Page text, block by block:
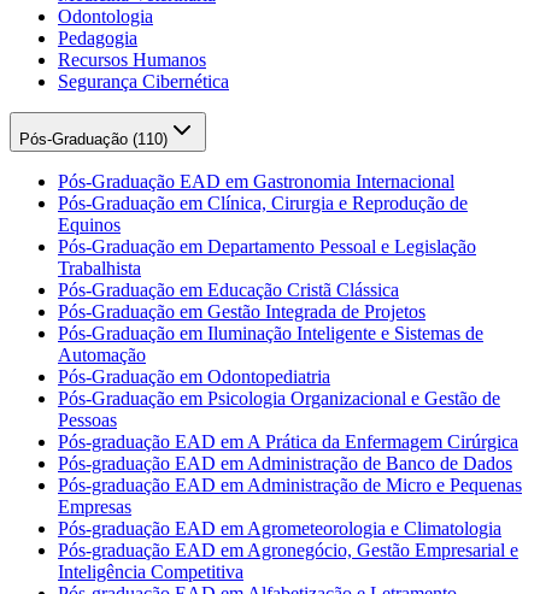
Odontologia
Pedagogia
Recursos Humanos
Segurança Cibernética
Pós-Graduação (110)
Pós-Graduação EAD em Gastronomia Internacional
Pós-Graduação em Clínica, Cirurgia e Reprodução de
Equinos
Pós-Graduação em Departamento Pessoal e Legislação
Trabalhista
Pós-Graduação em Educação Cristã Clássica
Pós-Graduação em Gestão Integrada de Projetos
Pós-Graduação em Iluminação Inteligente e Sistemas de
Automação
Pós-Graduação em Odontopediatria
Pós-Graduação em Psicologia Organizacional e Gestão de
Pessoas
Pós-graduação EAD em A Prática da Enfermagem Cirúrgica
Pós-graduação EAD em Administração de Banco de Dados
Pós-graduação EAD em Administração de Micro e Pequenas
Empresas
Pós-graduação EAD em Agrometeorologia e Climatologia
Pós-graduação EAD em Agronegócio, Gestão Empresarial e
Inteligência Competitiva